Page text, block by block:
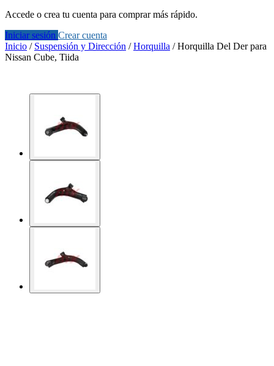
Accede o crea tu cuenta para comprar más rápido.
Iniciar sesión Crear cuenta
Inicio / Suspensión y Dirección /Horquilla /Horquilla Del Der para
Nissan Cube, Tiida